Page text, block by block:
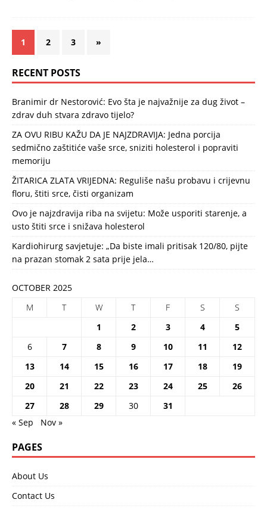
1 2 3 »
RECENT POSTS
Branimir dr Nestorović: Evo šta je najvažnije za dug život –
zdrav duh stvara zdravo tijelo?
ZA OVU RIBU KAŽU DA JE NAJZDRAVIJA: Jedna porcija
sedmično zaštitiće vaše srce, sniziti holesterol i popraviti
memoriju
ŽITARICA ZLATA VRIJEDNA: Reguliše našu probavu i crijevnu
floru, štiti srce, čisti organizam
Ovo je najzdravija riba na svijetu: Može usporiti starenje, a
usto štiti srce i snižava holesterol
Kardiohirurg savjetuje: „Da biste imali pritisak 120/80, pijte
na prazan stomak 2 sata prije jela…
OCTOBER 2025
M
T W T F S
S
1
2 3 4
5
6
7 8 9 10 11
12
13
14 15 16 17 18
19
20
21 22 23 24 25
26
27
28 29 30
31
« Sep
Nov »
PAGES
About Us
Contact Us